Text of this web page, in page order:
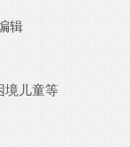
辑
境儿童等